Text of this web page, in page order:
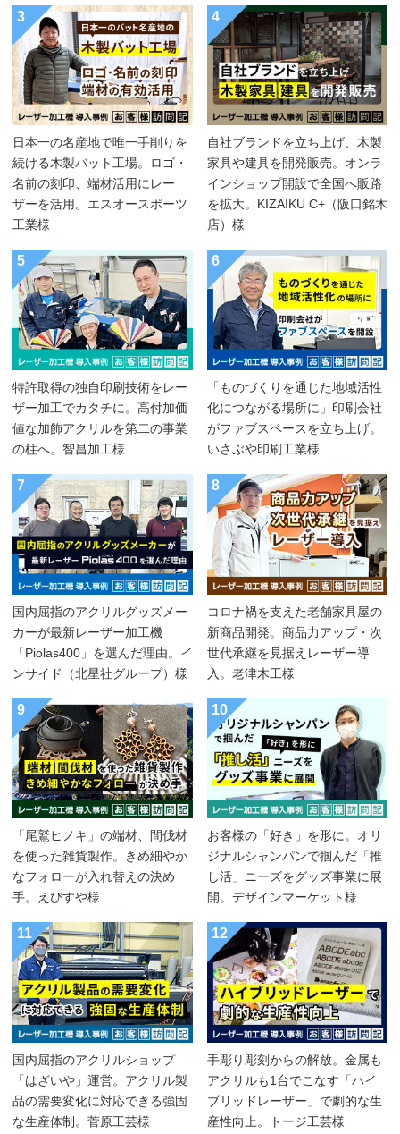
3
日本一の名産地で唯一手削りを
続ける木製バット工場。ロゴ・
名前の刻印、端材活用にレー
ザーを活用。エスオースポーツ
工業様
4
自社ブランドを立ち上げ、木製
家具や建具を開発販売。オンラ
インショップ開設で全国へ販路
を拡大。KIZAIKU C+（阪口銘木
店）様
5
特許取得の独自印刷技術をレー
ザー加工でカタチに。高付加価
値な加飾アクリルを第二の事業
の柱へ。智昌加工様
6
「ものづくりを通じた地域活性
化につながる場所に」印刷会社
がファブスペースを立ち上げ。
いさぶや印刷工業様
7
国内屈指のアクリルグッズメー
カーが最新レーザー加工機
「Piolas400」を選んだ理由。イ
ンサイド（北星社グループ）様
8
コロナ禍を支えた老舗家具屋の
新商品開発。商品力アップ・次
世代承継を見据えレーザー導
入。老津木工様
9
「尾鷲ヒノキ」の端材、間伐材
を使った雑貨製作。きめ細やか
なフォローが入れ替えの決め
手。えびすや様
10
お客様の「好き」を形に。オリ
ジナルシャンパンで掴んだ「推
し活」ニーズをグッズ事業に展
開。デザインマーケット様
11
国内屈指のアクリルショップ
「はざいや」運営。アクリル製
品の需要変化に対応できる強固
な生産体制。菅原工芸様
12
手彫り彫刻からの解放。金属も
アクリルも1台でこなす「ハイ
ブリッドレーザー」で劇的な生
産性向上。トージ工芸様